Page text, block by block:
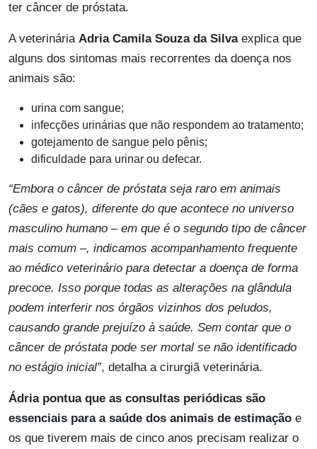
ter câncer de próstata.
A veterinária Adria Camila Souza da Silvaexplica que
alguns dos sintomas mais recorrentes da doença nos
animais são:
urina com sangue;
infecções urinárias que não respondem ao tratamento;
gotejamento de sangue pelo pênis;
dificuldade para urinar ou defecar.
“Embora o câncer de próstata seja raro em animais
(cães e gatos), diferente do que acontece no universo
masculino humano – em que é o segundo tipo de câncer
mais comum –, indicamos acompanhamento frequente
ao médico veterinário para detectar a doença de forma
precoce. Isso porque todas as alterações na glândula
podem interferir nos órgãos vizinhos dos peludos,
causando grande prejuízo à saúde. Sem contar que o
câncer de próstata pode ser mortal se não identificado
no estágio inicial”, detalha a cirurgiã veterinária.
Ádria pontua que as consultas periódicas são
essenciais para a saúde dos animais de estimação e
os que tiverem mais de cinco anos precisam realizar o